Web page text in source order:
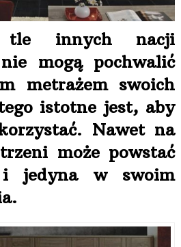
tle innych nacji
mogą pochwalić
metrażem swoich
istotne jest, aby
Nawet na
może powstać
i jedyna w swoim